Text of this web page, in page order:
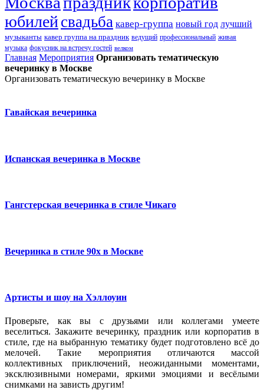
юбилейсвадьба кавер-группа новый год лучший
музыканты кавер группа на праздник ведущий профессиональный живая
музыка фокусник на встречу гостей велком
Главная Мероприятия Организовать тематическую
вечеринку в Москве
Организовать тематическую вечеринку в Москве
Гавайская вечеринка
Испанская вечеринка в Москве
Гангстерская вечеринка в стиле Чикаго
Вечеринка в стиле 90х в Москве
Артисты и шоу на Хэллоуин
Проверьте, как вы с друзьями или коллегами умеете
веселиться. Закажите вечеринку, праздник или корпоратив в
стиле, где на выбранную тематику будет подготовлено всё до
мелочей. Такие мероприятия отличаются массой
коллективных приключений, неожиданными моментами,
эксклюзивными номерами, яркими эмоциями и весёлыми
снимками на зависть другим!